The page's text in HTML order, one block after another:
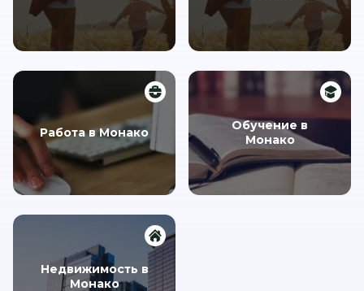
Работа в Монако
Обучение в
Монако
Недвижимость в
Монако